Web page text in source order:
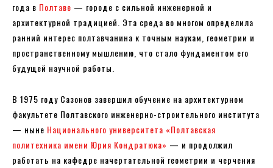
года в Полтаве — городе с сильной инженерной и
архитектурной традицией. Эта среда во многом определила
ранний интерес полтавчанина к точным наукам, геометрии и
пространственному мышлению, что стало фундаментом его
будущей научной работы.
В 1975 году Сазонов завершил обучение на архитектурном
факультете Полтавского инженерно-строительного института
— ныне Национального университета «Полтавская
политехника имени Юрия Кондратюка» — и продолжил
работать на кафедре начертательной геометрии и черчения